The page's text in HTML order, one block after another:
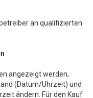
an qualifizierten
angezeigt werden,
(Datum/Uhrzeit) und
ändern. Für den Kauf